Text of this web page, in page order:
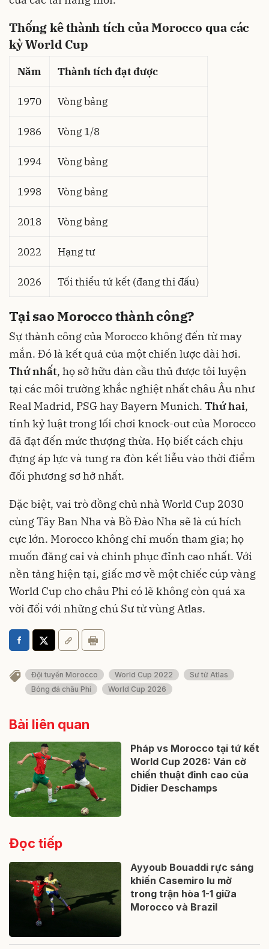
Thống kê thành tích của Morocco qua các
kỳ World Cup
Năm Thành tích đạt được
1970 Vòng bảng
1986 Vòng 1/8
1994 Vòng bảng
1998 Vòng bảng
2018 Vòng bảng
2022 Hạng tư
2026 Tối thiểu tứ kết (đang thi đấu)
Tại sao Morocco thành công?
Sự thành công của Morocco không đến từ may
mắn. Đó là kết quả của một chiến lược dài hơi.
Thứ nhất, họ sở hữu dàn cầu thủ được tôi luyện
tại các môi trường khắc nghiệt nhất châu Âu như
Real Madrid, PSG hay Bayern Munich. Thứ hai,
tính kỷ luật trong lối chơi knock-out của Morocco
đã đạt đến mức thượng thừa. Họ biết cách chịu
đựng áp lực và tung ra đòn kết liễu vào thời điểm
đối phương sơ hở nhất.
Đặc biệt, vai trò đồng chủ nhà World Cup 2030
cùng Tây Ban Nha và Bồ Đào Nha sẽ là cú hích
cực lớn. Morocco không chỉ muốn tham gia; họ
muốn đăng cai và chinh phục đỉnh cao nhất. Với
nền tảng hiện tại, giấc mơ về một chiếc cúp vàng
World Cup cho châu Phi có lẽ không còn quá xa
vời đối với những chú Sư tử vùng Atlas.
Đội tuyển Morocco World Cup 2022
Sư tử Atlas
Bóng đá châu Phi
World Cup 2026
Bài liên quan
Pháp vs Morocco tại tứ kết
World Cup 2026: Ván cờ
chiến thuật đỉnh cao của
Didier Deschamps
Đọc tiếp
Ayyoub Bouaddi rực sáng
khiến Casemiro lu mờ
trong trận hòa 1-1 giữa
Morocco và Brazil